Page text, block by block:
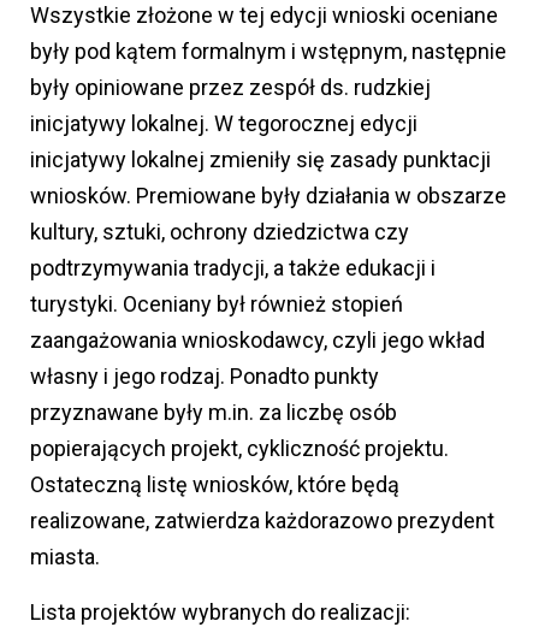
Wszystkie złożone w tej edycji wnioski oceniane
były pod kątem formalnym i wstępnym, następnie
były opiniowane przez zespół ds. rudzkiej
inicjatywy lokalnej. W tegorocznej edycji
inicjatywy lokalnej zmieniły się zasady punktacji
wniosków. Premiowane były działania w obszarze
kultury, sztuki, ochrony dziedzictwa czy
podtrzymywania tradycji, a także edukacji i
turystyki. Oceniany był również stopień
zaangażowania wnioskodawcy, czyli jego wkład
własny i jego rodzaj. Ponadto punkty
przyznawane były m.in. za liczbę osób
popierających projekt, cykliczność projektu.
Ostateczną listę wniosków, które będą
realizowane, zatwierdza każdorazowo prezydent
miasta.
Lista projektów wybranych do realizacji: